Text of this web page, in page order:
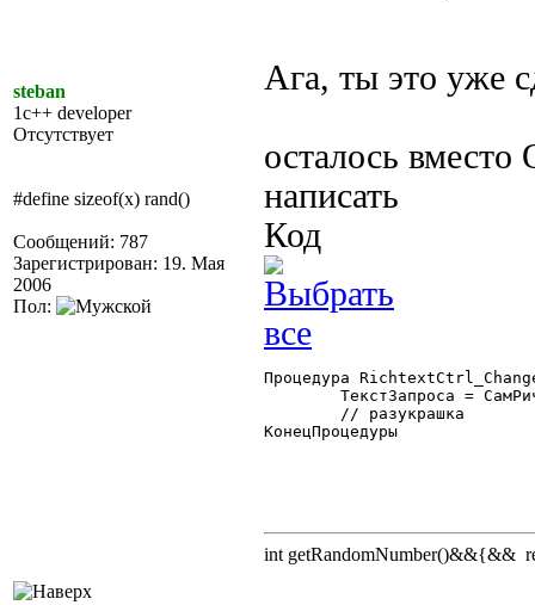
steban
1c++ developer
Отсутствует
#define sizeof(x) rand()
Сообщений: 787
Зарегистрирован: 19. Мая
2006
Пол:
Ага, ты это уже
осталось
написать
Код
Процедура
КонецПроцедуры
int getRandomNumber()&&{&&